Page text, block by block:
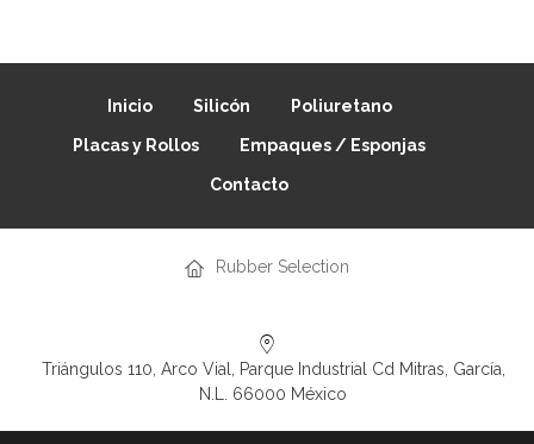
Inicio Silicón Poliuretano
Placas y Rollos Empaques / Esponjas
Contacto
Rubber Selection
Triángulos 110, Arco Vial, Parque Industrial Cd Mitras, García,
N.L. 66000 México